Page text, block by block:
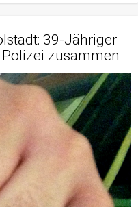
39-Jähriger
zusammen